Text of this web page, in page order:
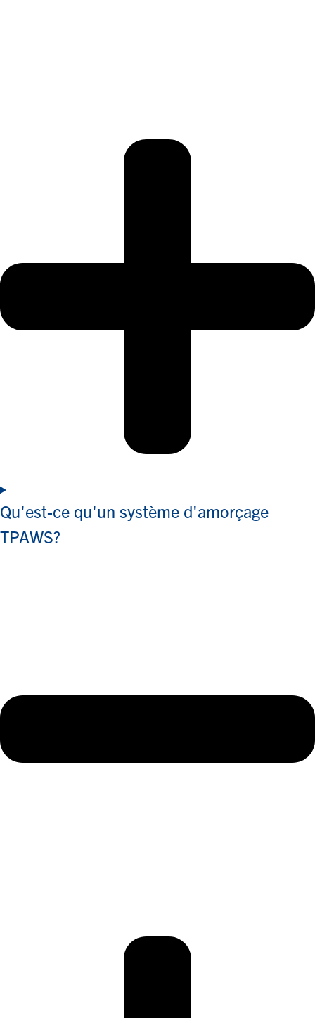
Qu'est-ce qu'un système d'amorçage
TPAWS?